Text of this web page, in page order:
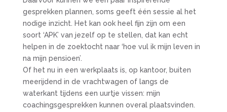
gesprekken plannen, soms geeft één sessie al het
nodige inzicht. Het kan ook heel fijn zijn om een
soort ‘APK’ van jezelf op te stellen, dat kan echt
helpen in de zoektocht naar ‘hoe vul ik mijn leven in
na mijn pensioen’.
Of het nu in een werkplaats is, op kantoor, buiten
meerijdend in de vrachtwagen of langs de
waterkant tijdens een uurtje vissen: mijn
coachingsgesprekken kunnen overal plaatsvinden.